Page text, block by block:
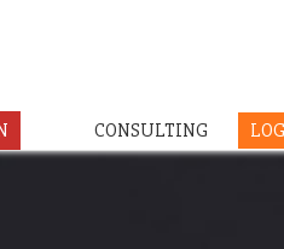
CONSULTING